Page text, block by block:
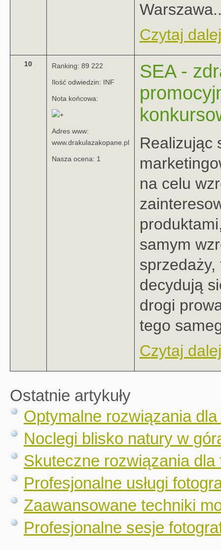
Czytaj
10 Ranking: 89 222
Ilość odwiedzin: INF
Nota końcowa:
Adres www:
www.drakulazakopane.pl
Nasza ocena: 1
SEA -
Realizując
na celu
samym
sprzedaży,
decydują
drogi
tego
Czytaj
Ostatnie artykuły
Optymalne rozwiązania dla
Noclegi blisko natury w
Skuteczne rozwiązania
Profesjonalne usługi
Zaawansowane techniki
Profesjonalne sesje